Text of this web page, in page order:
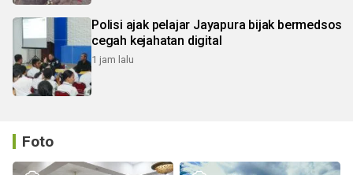
Polisi ajak pelajar Jayapura bijak bermedsos
cegah kejahatan digital
1 jam lalu
Foto